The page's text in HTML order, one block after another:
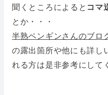
聞くところによると コマ
とか・・・
半熟ペンギンさんのブロ
の露出箇所や他にも詳し
れる方は是非参考にして